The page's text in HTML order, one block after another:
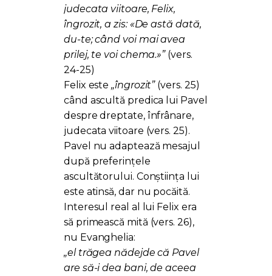
judecata viitoare, Felix,
îngrozit, a zis: «De astă dată,
du-te; când voi mai avea
prilej, te voi chema.»”(vers.
24-25)
Felix este„îngrozit”(vers. 25)
când ascultă predica lui Pavel
despre dreptate, înfrânare,
judecata viitoare (vers. 25).
Pavel nu adaptează mesajul
după preferințele
ascultătorului. Conștiința lui
este atinsă, dar nu pocăită.
Interesul real al lui Felix era
să primească mită (vers. 26),
nu Evanghelia:
„el trăgea nădejde că Pavel
are să-i dea bani, de aceea